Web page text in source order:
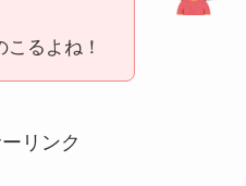
るよね！
リンク